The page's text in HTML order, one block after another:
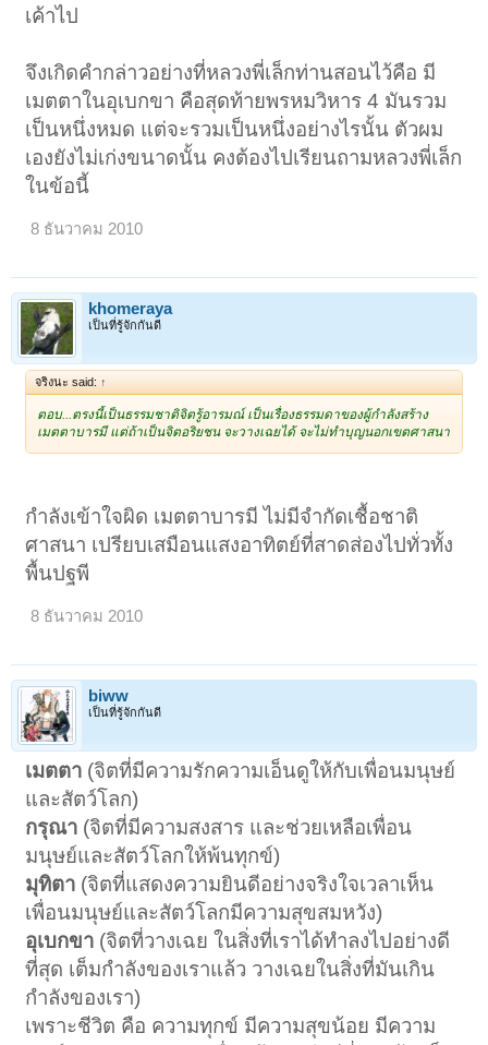
เค้าไป
จึงเกิดคำกล่าวอย่างที่หลวงพี่เล็กท่านสอนไว้คือ มี
เมตตาในอุเบกขา คือสุดท้ายพรหมวิหาร 4 มันรวม
เป็นหนึ่งหมด แต่จะรวมเป็นหนึ่งอย่างไรนั้น ตัวผม
เองยังไม่เก่งขนาดนั้น คงต้องไปเรียนถามหลวงพี่เล็ก
ในข้อนี้
8 ธันวาคม 2010
khomeraya
เป็นที่รู้จักกันดี
จริงนะ said: ↑
ตอบ...ตรงนี้เป็นธรรมชาติจิตรู้อารมณ์ เป็นเรื่องธรรมดาของผู้กำลังสร้าง
เมตตาบารมี แต่ถ้าเป็นจิตอริยชน จะวางเฉยได้ จะไม่ทำบุญนอกเขตศาสนา
กำลังเข้าใจผิด เมตตาบารมี ไม่มีจำกัดเชื้อชาติ
ศาสนา เปรียบเสมือนแสงอาทิตย์ที่สาดส่องไปทั่วทั้ง
พื้นปฐพี
8 ธันวาคม 2010
biww
เป็นที่รู้จักกันดี
เมตตา (จิตที่มีความรักความเอ็นดูให้กับเพื่อนมนุษย์
และสัตว์โลก)
กรุณา (จิตที่มีความสงสาร และช่วยเหลือเพื่อน
มนุษย์และสัตว์โลกให้พ้นทุกข์)
มุทิตา (จิตที่แสดงความยินดีอย่างจริงใจเวลาเห็น
เพื่อนมนุษย์และสัตว์โลกมีความสุขสมหวัง)
อุเบกขา (จิตที่วางเฉย ในสิ่งที่เราได้ทำลงไปอย่างดี
ที่สุด เต็มกำลังของเราแล้ว วางเฉยในสิ่งที่มันเกิน
กำลังของเรา)
เพราะชีวิต คือ ความทุกข์ มีความสุขน้อย มีความ